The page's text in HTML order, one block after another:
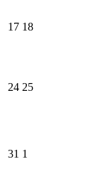
17 18
24 25
31 1